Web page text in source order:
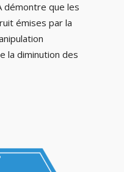
démontre que les
émises par la
la diminution des